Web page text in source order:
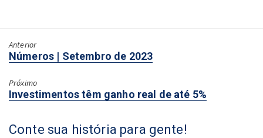
Anterior
Próximo:
Números | Setembro de 2023
Próximo
Anterior:
Investimentos têm ganho real de até 5%
Conte sua história para gente!